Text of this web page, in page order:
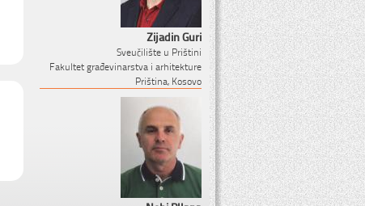
Zijadin Guri
Sveučilište u Prištini
Fakultet građevinarstva i arhitekture
Priština, Kosovo